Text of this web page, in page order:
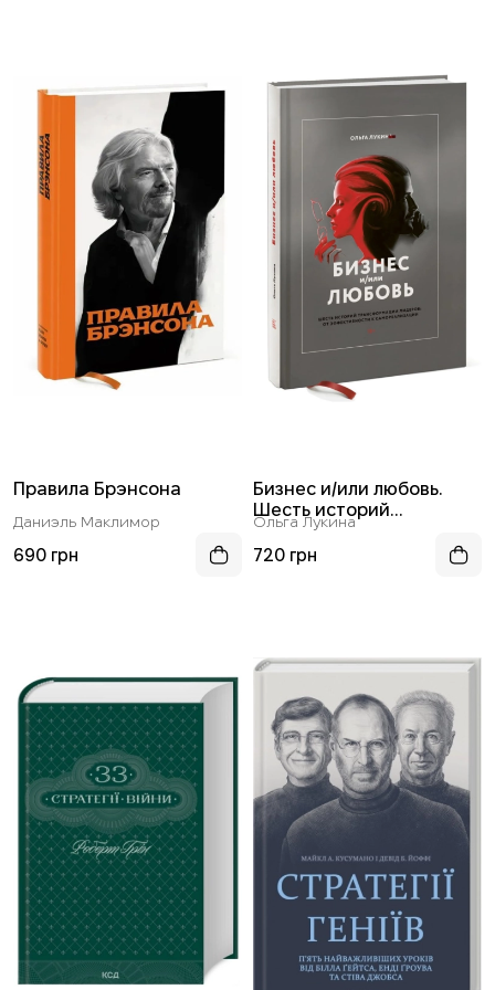
Правила Брэнсона
Даниэль Маклимор
690 грн
Бизнес и/или любовь.
Шесть историй
трансформации лидеров:
от эффективности к
Ольга Лукина
720 грн